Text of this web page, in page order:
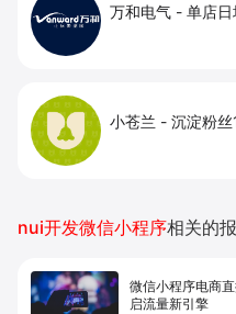
万和电气 - 单店
小苍兰 - 沉淀粉
nui开发微信小程序相关的
微信小程序电商
启流量新引擎